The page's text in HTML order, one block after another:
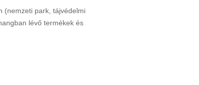
(nemzeti park, tájvédelmi
lévő termékek és